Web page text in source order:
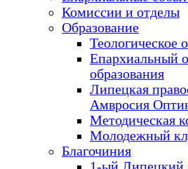
Комиссии и отделы
Образование
Теологическое
Епархиальный
образования
Липецкая
Амвросия
Методическая
Молодежный
Благочиния